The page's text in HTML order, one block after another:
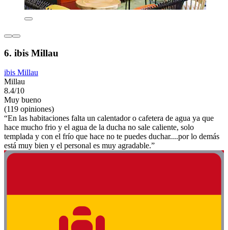
6. ibis Millau
ibis Millau
Millau
8.4/10
Muy bueno
(119 opiniones)
“En las habitaciones falta un calentador o cafetera de agua ya que
hace mucho frio y el agua de la ducha no sale caliente, solo
templada y con el frío que hace no te puedes duchar....por lo demás
está muy bien y el personal es muy agradable.”